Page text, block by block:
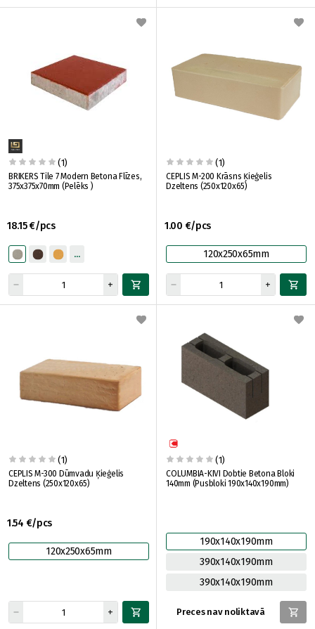
(1)
BRIKERS Tile 7 Modern Betona Flīzes,
375x375x70mm (Pelēks )
18.15 €/pcs
(1)
CEPLIS M-200 Krāsns Ķieģelis
Dzeltens (250x120x65)
1.00 €/pcs
120x250x65mm
(1)
CEPLIS M-300 Dūmvadu Ķieģelis
Dzeltens (250x120x65)
1.54 €/pcs
120x250x65mm
(1)
COLUMBIA-KIVI Dobtie Betona Bloki
140mm (Pusbloki 190x140x190mm)
190x140x190mm
390x140x190mm
390x140x190mm
Preces nav noliktavā